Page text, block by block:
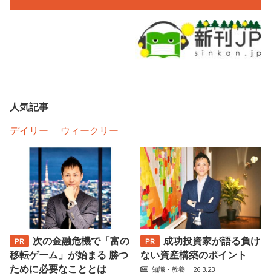
人気記事
デイリー
ウィークリー
次の金融危機で「富の
移転ゲーム」が始まる 勝つ
ために必要なこととは
成功投資家が語る負け
ない資産構築のポイント
知識・教養 | 26.3.23